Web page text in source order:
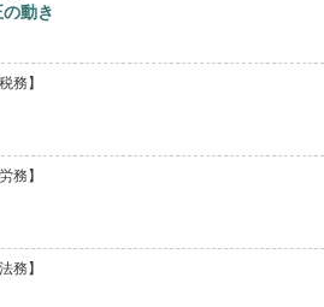
動き
務】
務】
務】